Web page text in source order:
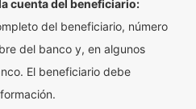
cuenta del beneficiario:
del beneficiario, número
del banco y, en algunos
El beneficiario debe